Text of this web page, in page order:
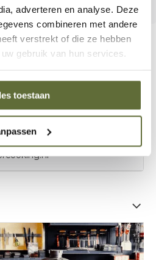
adverteren en analyse. Deze
combineren met andere
verstrekt of die ze hebben
gebruik van hun services.
toestaan